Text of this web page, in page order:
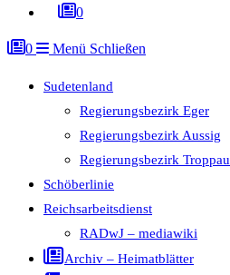
0
0 Menü Schließen
Sudetenland
Regierungsbezirk Eger
Regierungsbezirk Aussig
Regierungsbezirk Troppau
Schöberlinie
Reichsarbeitsdienst
RADwJ – mediawiki
Archiv – Heimatblätter